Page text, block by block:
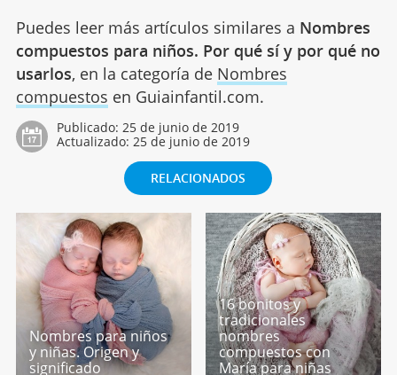
Puedes leer más artículos similares a Nombres
compuestos para niños. Por qué sí y por qué no
usarlos, en la categoría de Nombres
compuestos en Guiainfantil.com.
Publicado: 25 de junio de 2019
Actualizado: 25 de junio de 2019
RELACIONADOS
Nombres para niños
y niñas. Origen y
significado
16 bonitos y
tradicionales
nombres
compuestos con
María para niñas